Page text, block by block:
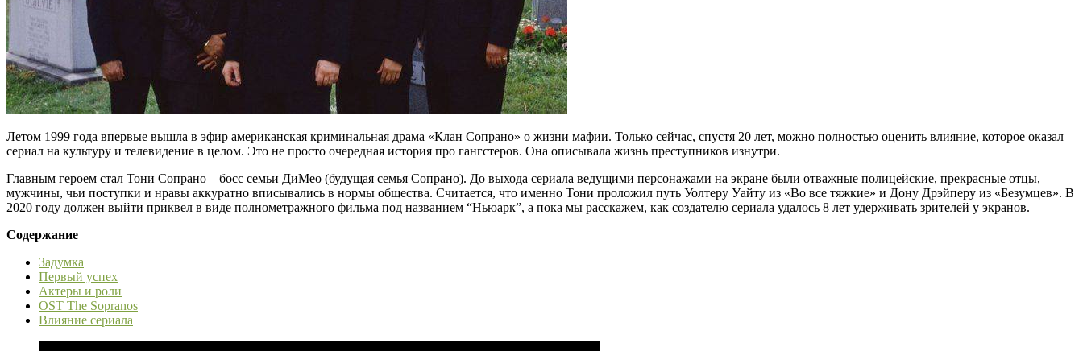
Летом 1999 года впервые вышла в эфир американская криминальная драма «Клан Сопрано» о жизни мафии. Только сейчас, спустя 20 лет, можно полностью оценить влияние, которое оказал
сериал на культуру и телевидение в целом. Это не просто очередная история про гангстеров. Она описывала жизнь преступников изнутри.
Главным героем стал Тони Сопрано – босс семьи ДиМео (будущая семья Сопрано). До выхода сериала ведущими персонажами на экране были отважные полицейские, прекрасные отцы,
мужчины, чьи поступки и нравы аккуратно вписывались в нормы общества. Считается, что именно Тони проложил путь Уолтеру Уайту из «Во все тяжкие» и Дону Дрэйперу из «Безумцев». В
2020 году должен выйти приквел в виде полнометражного фильма под названием “Ньюарк”, а пока мы расскажем, как создателю сериала удалось 8 лет удерживать зрителей у экранов.
Содержание
Задумка
Первый успех
Актеры и роли
OST The Sopranos
Влияние сериала